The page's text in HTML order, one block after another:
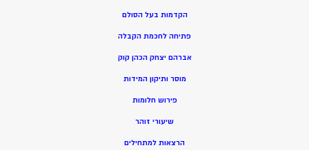
הקדמות בעל הסולם
פתיחה לחכמת הקבלה
אברהם יצחק הכהן קוק
מוסר ותיקון המידות
פירוש חלומות
שיעורי זוהר
הרצאות למתחילים